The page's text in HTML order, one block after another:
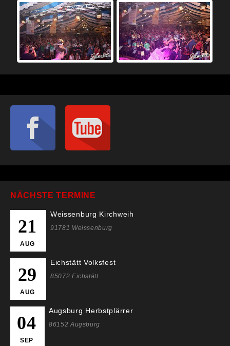
NÄCHSTE TERMINE
21
AUG
Weissenburg Kirchweih
91781 Weissenburg
29
AUG
Eichstätt Volksfest
85072 Eichstätt
04
SEP
Augsburg Herbstplärrer
86152 Augsburg